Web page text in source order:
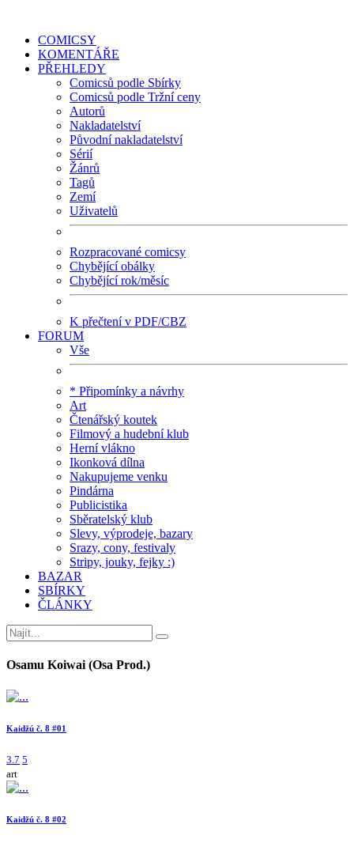
COMICSY
KOMENTÁŘE
PŘEHLEDY
Comicsů podle Sbírky
Comicsů podle Tržní ceny
Autorů
Nakladatelství
Původní nakladatelství
Sérií
Žánrů
Tagů
Zemí
Uživatelů
Rozpracované comicsy
Chybějící obálky
Chybějící rok/měsíc
K přečtení v PDF/CBZ
FORUM
Vše
* Připomínky a návrhy
Art
Čtenářský koutek
Filmový a hudební klub
Herní vlákno
Ikonková dílna
Nakupujeme venku
Pindárna
Publicistika
Sběratelský klub
Slevy, výprodeje, bazary
Srazy, cony, festivaly
Stripy, jouky, fejky :)
BAZAR
SBÍRKY
ČLÁNKY
Osamu Koiwai (Osa Prod.)
Kaidžú č. 8 #01
3.7 5
art
Kaidžú č. 8 #02